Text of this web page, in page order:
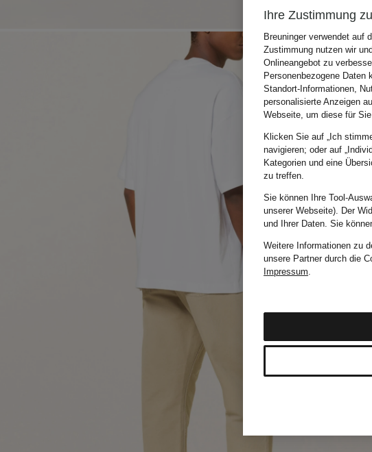
Ihre Zustimmung
Breuninger verwendet auf
Zustimmung nutzen wir
Onlineangebot zu
Personenbezogene Daten
Standort-Informationen,
personalisierte Anzeigen
Webseite, um diese für
Klicken Sie auf „Ich
navigieren; oder auf
Kategorien und eine
zu treffen.
Sie können Ihre Tool-
unserer Webseite). Der
und Ihrer Daten. Sie
Weitere Informationen zu
unsere Partner durch die
Impressum.